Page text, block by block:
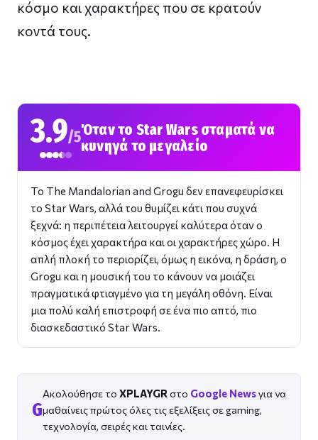
κόσμο και χαρακτήρες που σε κρατούν
κοντά τους.
3.9/5Όταν το Star Wars σταματά να
κυνηγά το μεγαλείο
Το The Mandalorian and Grogu δεν επανεφευρίσκει
το Star Wars, αλλά του θυμίζει κάτι που συχνά
ξεχνά: η περιπέτεια λειτουργεί καλύτερα όταν ο
κόσμος έχει χαρακτήρα και οι χαρακτήρες χώρο. Η
απλή πλοκή το περιορίζει, όμως η εικόνα, η δράση, ο
Grogu και η μουσική του το κάνουν να μοιάζει
πραγματικά φτιαγμένο για τη μεγάλη οθόνη. Είναι
μια πολύ καλή επιστροφή σε ένα πιο απτό, πιο
διασκεδαστικό Star Wars.
G
Ακολούθησε το XPLAYGR στο Google Newsγια να
μαθαίνεις πρώτος όλες τις εξελίξεις σε gaming,
τεχνολογία, σειρές και ταινίες.